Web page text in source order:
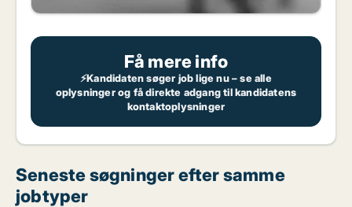
Få mere info
⚡Kandidaten søger job lige nu – se alle
oplysninger og få direkte adgang til kandidatens
kontaktoplysninger
Seneste søgninger efter samme
jobtyper